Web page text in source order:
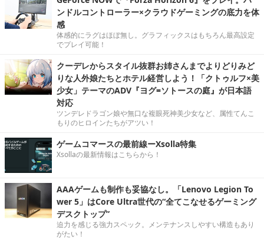
ンドルコントローラー×クラウドゲーミングの底力を体
感
体感的にラグはほぼ無し。グラフィックスはもちろん最高設定
でプレイ可能！
クーデレからスタイル抜群お姉さんまでよりどりみど
りな人外娘たちとホテル経営しよう！「クトゥルフ×美
少女」テーマのADV『ヨグ=ソトースの庭』が日本語
対応
ツンデレドラゴン娘や無口な複眼死神美少女など、属性てんこ
もりのヒロインたちがアツい！
ゲームコマースの最前線ーXsolla特集
Xsollaの最新情報はこちらから！
AAAゲームも制作も妥協なし。「Lenovo Legion To
wer 5」はCore Ultra世代の“全てこなせるゲーミング
デスクトップ”
迫力を感じる強力スペック。メンテナンスしやすい構造もあり
がたい！